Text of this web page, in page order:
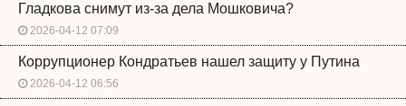
Гладкова снимут из-за дела Мошковича?
2026-04-12 07:09
Коррупционер Кондратьев нашел защиту у Путина
2026-04-12 06:56